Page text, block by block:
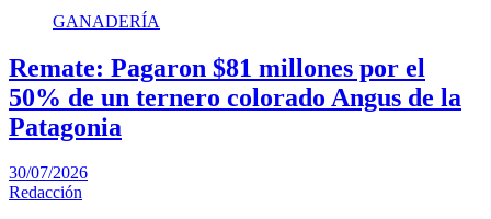
GANADERÍA
Remate: Pagaron $81 millones por el
50% de un ternero colorado Angus de la
Patagonia
30/07/2026
Redacción